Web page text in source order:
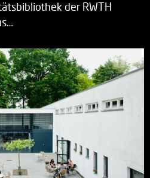
der RWTH